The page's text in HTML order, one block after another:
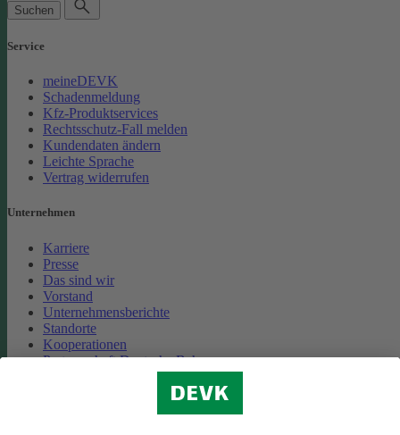
Suchen
Service
meineDEVK
Schadenmeldung
Kfz-Produktservices
Rechtsschutz-Fall melden
Kundendaten ändern
Leichte Sprache
Vertrag widerrufen
Unternehmen
Karriere
Presse
Das sind wir
Vorstand
Unternehmensberichte
Standorte
Kooperationen
Partnerschaft Deutsche Bahn